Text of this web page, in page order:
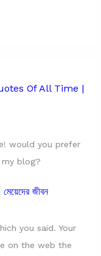
Of All Time |
would you prefer
blog?
মেয়েদের জীবন
you said. Your
on the web the